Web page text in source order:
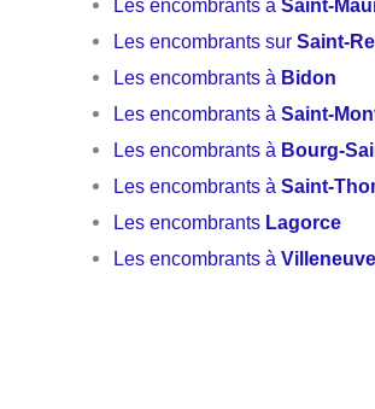
Les encombrants àSaint-
Les encombrants surSaint-
Les encombrants à Bidon
Les encombrants àSaint-
Les encombrants à Bourg-
Les encombrants àSaint-
Les encombrants Lagorce
Les encombrants à